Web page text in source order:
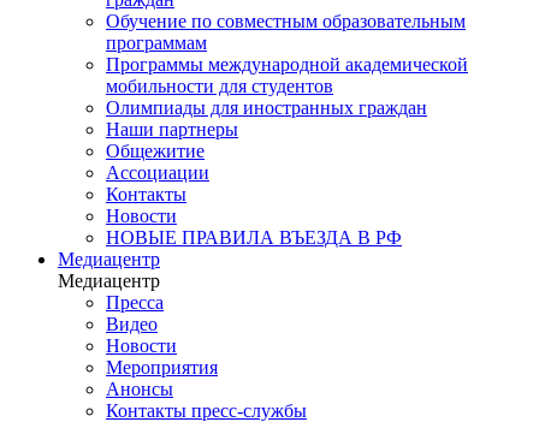
Обучение по совместным образовательным
программам
Программы международной академической
мобильности для студентов
Олимпиады для иностранных граждан
Наши партнеры
Общежитие
Ассоциации
Контакты
Новости
НОВЫЕ ПРАВИЛА ВЪЕЗДА В РФ
Медиацентр
Медиацентр
Пресса
Видео
Новости
Мероприятия
Анонсы
Контакты пресс-службы